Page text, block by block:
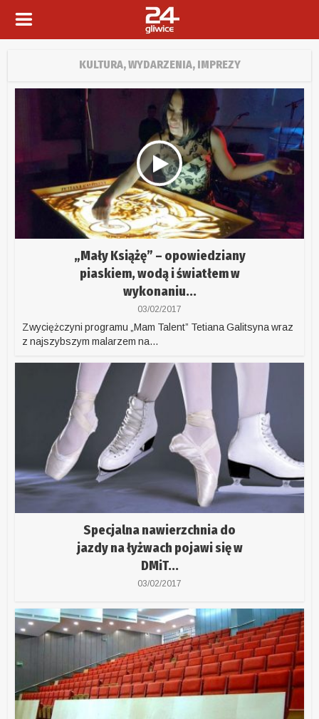
KULTURA, WYDARZENIA, IMPREZY
„Mały Książę” – opowiedziany
piaskiem, wodą i światłem w
wykonaniu...
03/02/2017
Zwyciężczyni programu „Mam Talent” Tetiana Galitsyna wraz
z najszybszym malarzem na...
Specjalna nawierzchnia do
jazdy na łyżwach pojawi się w
DMiT...
03/02/2017